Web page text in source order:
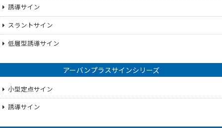
誘導サイン
スラントサイン
低層型誘導サイン
アーバンプラスサインシリーズ
小型定点サイン
誘導サイン